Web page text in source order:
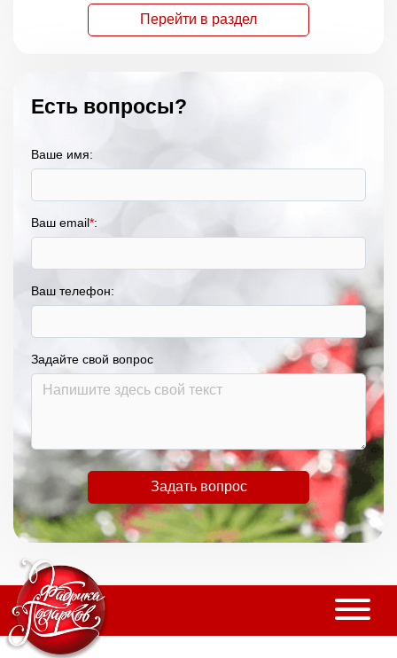
Перейти в раздел
Есть вопросы?
Ваше имя:
Ваш email*:
Ваш телефон:
Задайте свой вопрос
Задать вопрос